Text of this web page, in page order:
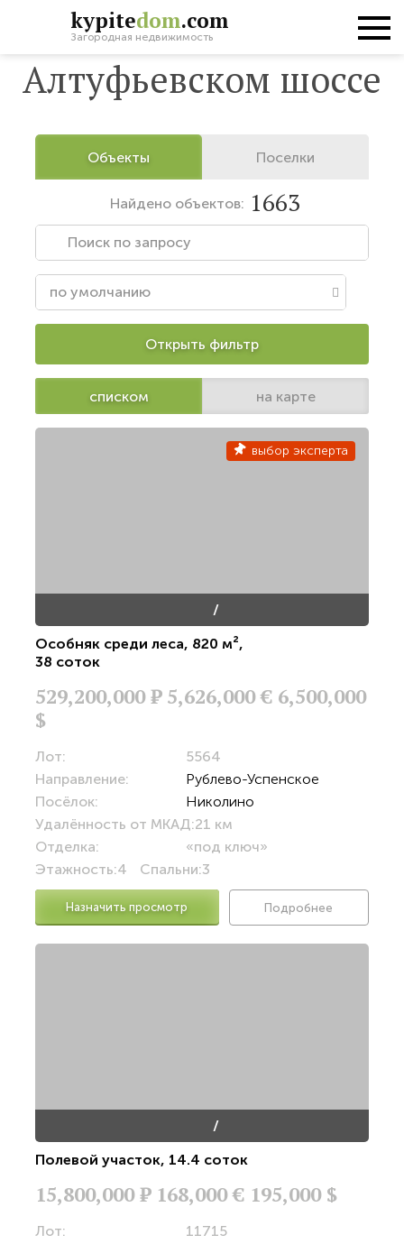
kypitedom.com
Загородная недвижимость
Коттеджи на
Алтуфьевском шоссе
Объекты Поселки
Найденообъектов: 1663
Открыть фильтр
списком на карте
выбор эксперта
/
Особняк среди леса, 820 м²,
38 соток
529,200,000Р 5,626,000 € 6,500,000
$
Лот:
5564
Направление:
Рублево-Успенское
Посёлок:
Николино
Удалённость от МКАД:21 км
Отделка:
«под ключ»
Этажность:4 Спальни:3
Назначить просмотр Подробнее
/
Полевой участок, 14.4 соток
15,800,000Р 168,000 € 195,000 $
Лот:
11715